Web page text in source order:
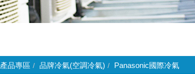
產品專區 品牌冷氣(空調冷氣) Panasonic國際冷氣